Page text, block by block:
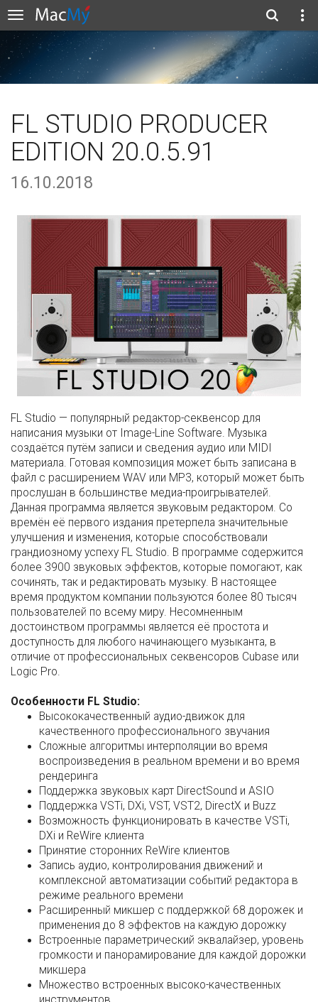
FL STUDIO PRODUCER
EDITION 20.0.5.91
16.10.2018
FL Studio — популярный редактор-секвенсор для
написания музыки от Image-Line Software. Музыка
создаётся путём записи и сведения аудио или MIDI
материала. Готовая композиция может быть записана в
файл с расширением WAV или MP3, который может быть
прослушан в большинстве медиа-проигрывателей.
Данная программа является звуковым редактором. Со
времён её первого издания претерпела значительные
улучшения и изменения, которые способствовали
грандиозному успеху FL Studio. В программе содержится
более 3900 звуковых эффектов, которые помогают, как
сочинять, так и редактировать музыку. В настоящее
время продуктом компании пользуются более 80 тысяч
пользователей по всему миру. Несомненным
достоинством программы является её простота и
доступность для любого начинающего музыканта, в
отличие от профессиональных секвенсоров Cubase или
Logic Pro.
Особенности FL Studio:
Высококачественный аудио-движок для
качественного профессионального звучания
Сложные алгоритмы интерполяции во время
воспроизведения в реальном времени и во время
рендеринга
Поддержка звуковых карт DirectSound и ASIO
Поддержка VSTi, DXi, VST, VST2, DirectX и Buzz
Возможность функционировать в качестве VSTi,
DXi и ReWire клиента
Принятие сторонних ReWire клиентов
Запись аудио, контролирования движений и
комплексной автоматизации событий редактора в
режиме реального времени
Pасширенный микшер с поддержкой 68 дорожек и
применения до 8 эффектов на каждую дорожку
Встроенные параметрический эквалайзер, уровень
громкости и панорамирование для каждой дорожки
микшера
Множество встроенных высоко-качественных